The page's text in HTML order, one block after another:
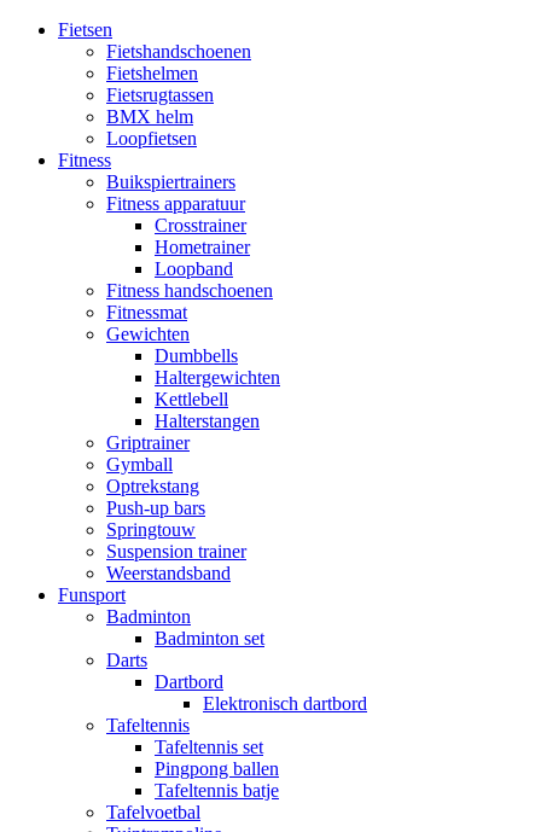
Fietsen
Fietshandschoenen
Fietshelmen
Fietsrugtassen
BMX helm
Loopfietsen
Fitness
Buikspiertrainers
Fitness apparatuur
Crosstrainer
Hometrainer
Loopband
Fitness handschoenen
Fitnessmat
Gewichten
Dumbbells
Haltergewichten
Kettlebell
Halterstangen
Griptrainer
Gymball
Optrekstang
Push-up bars
Springtouw
Suspension trainer
Weerstandsband
Funsport
Badminton
Badminton set
Darts
Dartbord
Elektronisch dartbord
Tafeltennis
Tafeltennis set
Pingpong ballen
Tafeltennis batje
Tafelvoetbal